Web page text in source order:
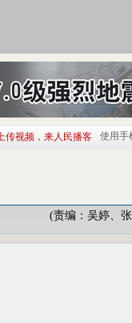
上传视频，来人民播客 使用手
(责编：吴婷、